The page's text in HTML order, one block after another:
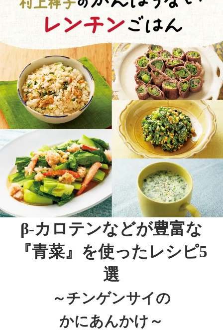
β-カロテンなどが豊富な
『青菜』を使ったレシピ5
選
～チンゲンサイの
かにあんかけ～